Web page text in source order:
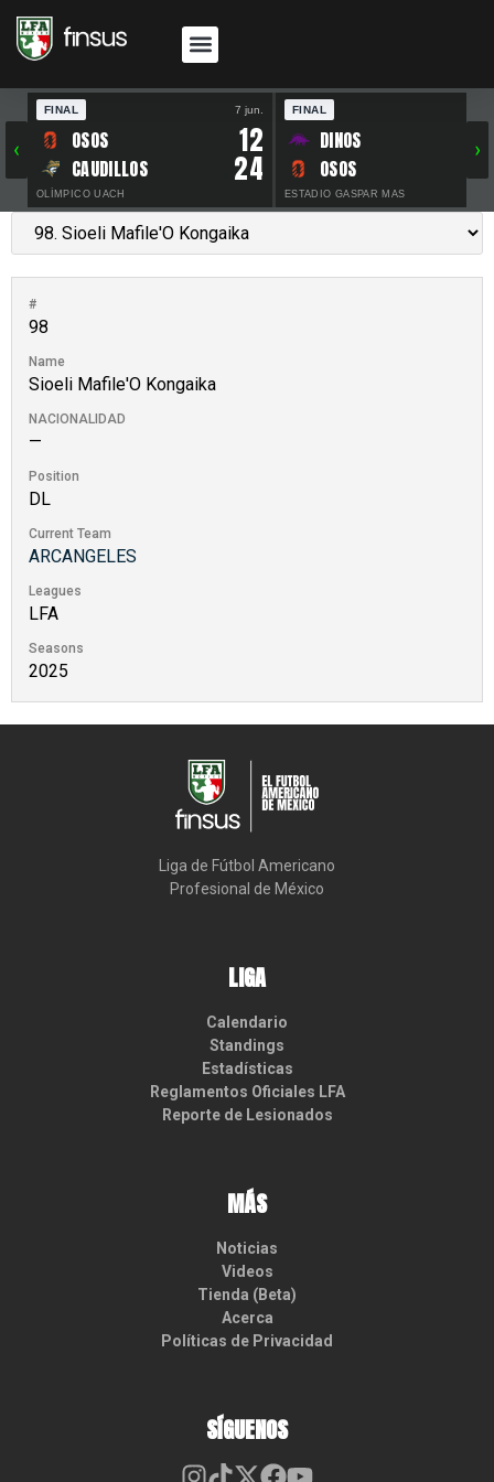
‹
FINAL 7 jun.
OSOS 12
CAUDILLOS 24
OLÍMPICO UACH
FINAL
DINOS
OSOS
ESTADIO GASPAR MAS
›
#
98
Name
Sioeli Mafile'O Kongaika
NACIONALIDAD
—
Position
DL
Current Team
ARCANGELES
Leagues
LFA
Seasons
2025
Liga de Fútbol Americano
Profesional de México
LIGA
Calendario
Standings
Estadísticas
Reglamentos Oficiales LFA
Reporte de Lesionados
MÁS
Noticias
Videos
Tienda (Beta)
Acerca
Políticas de Privacidad
SÍGUENOS